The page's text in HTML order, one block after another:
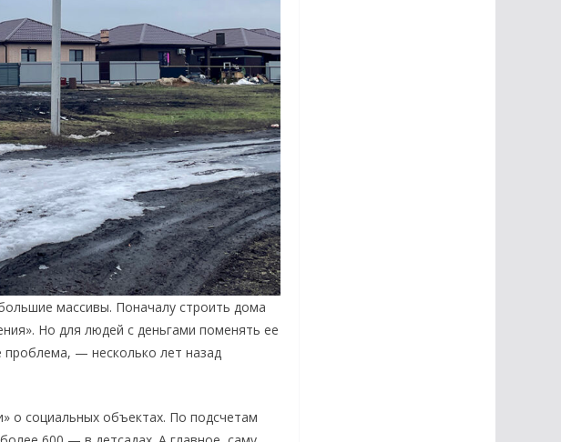
массивы. Поначалу строить дома
Но для людей с деньгами поменять ее
— несколько лет назад
о социальных объектах. По подсчетам